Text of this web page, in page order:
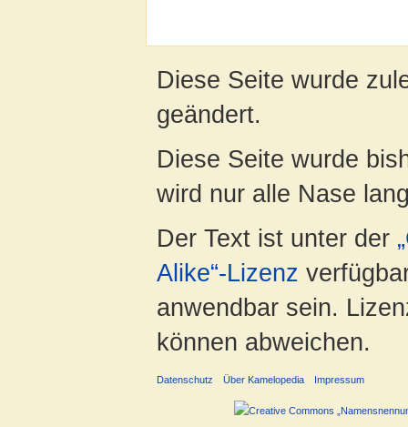
Diese Seite wurde
geändert.
Diese Seite wurde
wird nur alle Nase
Der Text ist unter der
Alike“-Lizenz
anwendbar sein.
können abweichen.
Datenschutz Über Kamelopedia Impressum